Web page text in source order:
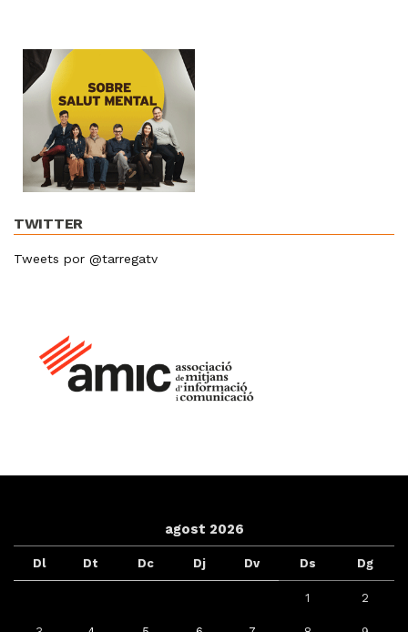
TWITTER
Tweets por @tarregatv
agost 2026
Dl Dt Dc Dj Dv Ds Dg
1 2